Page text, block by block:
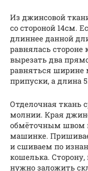
Из джинсовой
со стороной 14см.
длиннее данной
равнялась
вырезать два
равняться ширине
припуски, а длина
Отделочная ткань
молнии. Края
обмёточным швом
машинке.
и сшиваем по
кошелька. Сторону,
нужно заложить